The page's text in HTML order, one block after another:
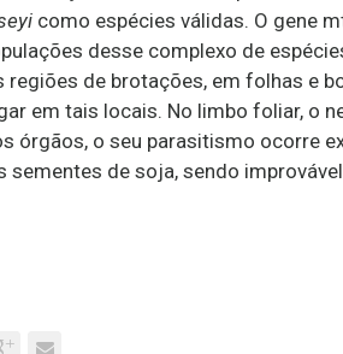
como espécies válidas. O gene
desse complexo de
regiões de brotações, em folhas e
em tais locais. No limbo foliar, o
órgãos, o seu parasitismo ocorre
sementes de soja, sendo